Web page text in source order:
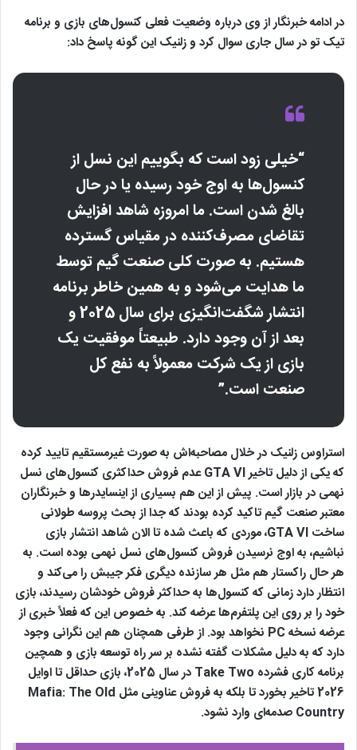
در ادامه خبرنگار از وی درباره وضعیت فعلی کنسول‌های بازی و برنامه
تیک تو در سال جاری سوال کرد و زلنیک این گونه پاسخ داد:
“خیلی زود است که بگوییم این نسل از
کنسول‌ها به اوج خود رسیده یا در حال
بالغ شدن است. ما امروزه شاهد افزایش
تقاضای مصرف‌کننده در مقیاس گسترده
هستیم. به صورت کلی صنعت گیم توسط
ما هدایت می‌شود و به همین خاطر برنامه
انتشار شگفت‌انگیزی برای سال 2025 و
بعد از آن وجود دارد. طبیعتاً موفقیت یک
بازی از یک شرکت معمولاً به نفع کل
صنعت است.”
استراوس زلنیک در خلال مصاحبه‌اش به صورت غیرمستقیم تایید کرده
که یکی از دلیل تاخیر GTA VI عدم فروش حداکثری کنسول‌های نسل
نهمی در بازار است. پیش از این هم بسیاری از اینسایدرها و خبرنگاران
معتبر صنعت گیم تاکید کرده بودند که جدا از بحث پروسه طولانی
ساخت GTA VI، موردی که باعث شده تا الان شاهد انتشار بازی
نباشیم، به اوج نرسیدن فروش کنسول‌های نسل نهمی بوده است. به
هر حال راکستار هم مثل هر سازنده دیگری فکر جیبش را می‌کند و
انتظار دارد زمانی که کنسول‌ها به حداکثر فروش خودشان رسیدند، بازی
خود را بر روی این پلتفرم‌ها عرضه کند. به خصوص این که فعلاً خبری از
عرضه نسخه PC نخواهد بود. از طرفی همچنان هم این نگرانی وجود
دارد که به دلیل مشکلات گفته نشده بر سر راه توسعه بازی و همچین
برنامه کاری فشرده Take Two در سال 2025، بازی حداقل تا اوایل
2026 تاخیر بخورد تا بلکه به فروش عناوینی مثل Mafia: The Old
Country صدمه‌ای وارد نشود.